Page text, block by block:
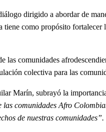
dirigido a abordar de
como propósito
las comunidades
colectiva para las
Marín, subrayó la
comunidades Afro
de nuestras comunidades”.